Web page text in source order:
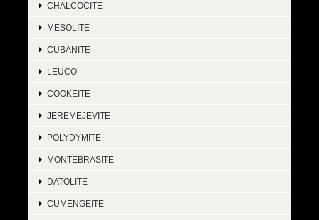
CHALCOCITE
MESOLITE
CUBANITE
LEUCO
COOKEITE
JEREMEJEVITE
POLYDYMITE
MONTEBRASITE
DATOLITE
CUMENGEITE